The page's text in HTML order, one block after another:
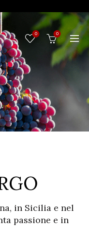
0 0
in Sicilia e nel
passione e in